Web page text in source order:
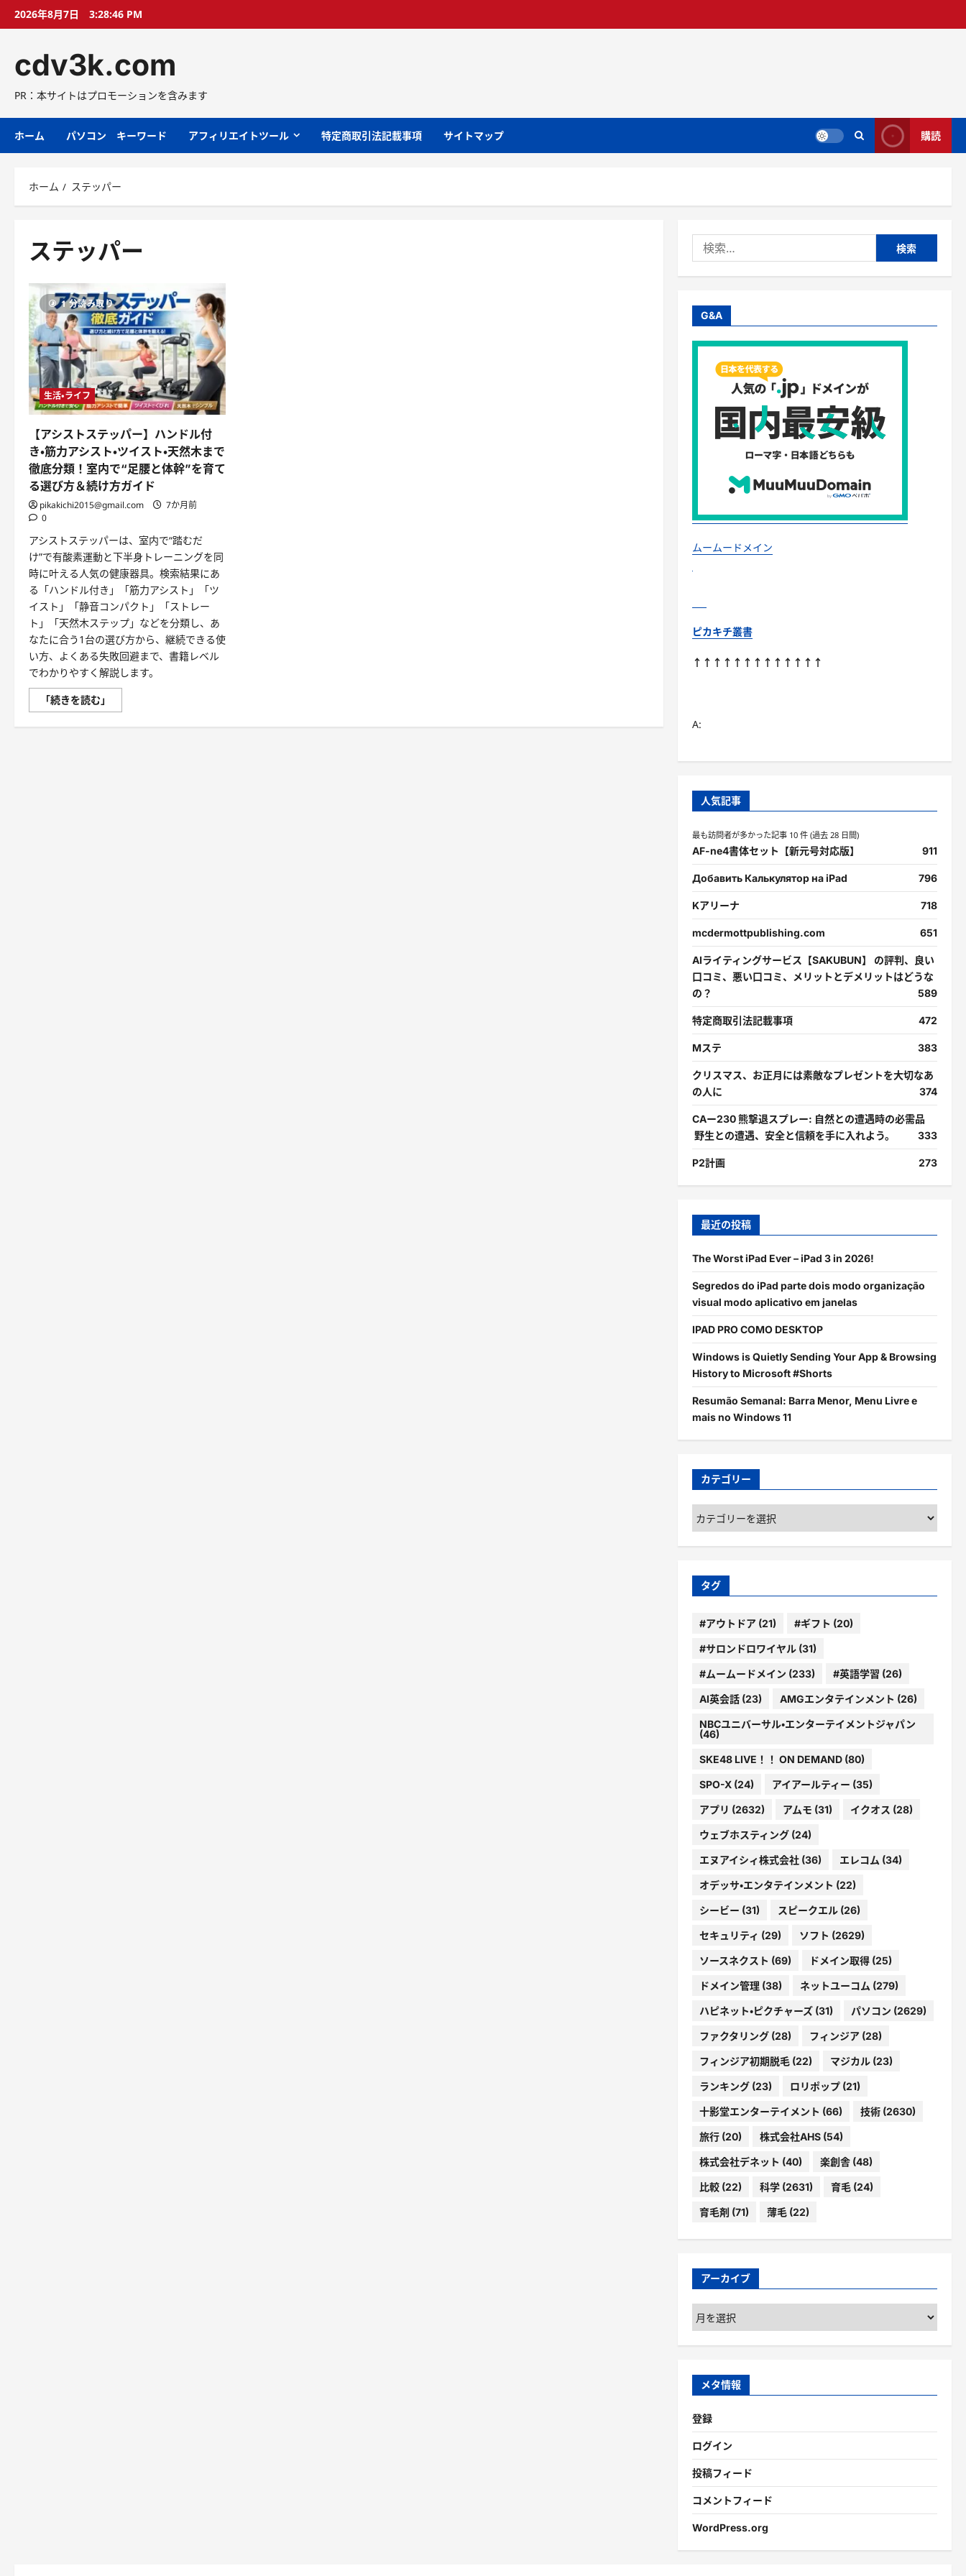
プ
2026年8月7日 3:28:47 PM
cdv3k.com
PR：本サイトはプロモーションを含みます
ホーム パソコン キーワード アフィリエイトツール 特定商取引法記載事項 サイトマップ 購読
ホーム ステッパー
ステッパー
1 分読み取り
生活・ライフ
【アシストステッパー】ハンドル付
き・筋力アシスト・ツイスト・天然木まで
徹底分類！室内で“足腰と体幹”を育て
る選び方＆続け方ガイド
pikakichi2015@gmail.com
7か月前
0
アシストステッパーは、室内で“踏むだ
け”で有酸素運動と下半身トレーニングを同
時に叶える人気の健康器具。検索結果にあ
る「ハンドル付き」「筋力アシスト」「ツ
イスト」「静音コンパクト」「ストレー
ト」「天然木ステップ」などを分類し、あ
なたに合う1台の選び方から、継続できる使
い方、よくある失敗回避まで、書籍レベル
でわかりやすく解説します。
「続きを読む」
シ
ト
索:
G&A
ムームードメイン
ピカキチ叢書
↑↑↑↑↑↑↑↑↑↑↑↑↑
A:
人気記事
最も訪問者が多かった記事 10 件 (過去 28 日間)
AF-ne4書体セット【新元号対応版】 911
Добавить Калькулятор на iPad 796
Kアリーナ 718
mcdermottpublishing.com 651
AIライティングサービス【SAKUBUN】 の評判、良い
口コミ、悪い口コミ、メリットとデメリットはどうな
の？
589
特定商取引法記載事項 472
Mステ 383
クリスマス、お正月には素敵なプレゼントを大切なあ
の人に
374
CAー230 熊撃退スプレー: 自然との遭遇時の必需品
野生との遭遇、安全と信頼を手に入れよう。
333
P2計画 273
最近の投稿
The Worst iPad Ever – iPad 3 in 2026!
Segredos do iPad parte dois modo organização
visual modo aplicativo em janelas
IPAD PRO COMO DESKTOP
Windows is Quietly Sending Your App & Browsing
History to Microsoft #Shorts
Resumão Semanal: Barra Menor, Menu Livre e
mais no Windows 11
カテゴリー
カ
テ
ゴ
ー
タグ
#アウトドア(21) #ギフト (20)
#サロンドロワイヤル(31)
#ムームードメイン (233) #英語学習 (26)
AI英会話(23) AMGエンタテインメント (26)
NBCユニバーサル・エンターテイメントジャパン
(46)
SKE48 LIVE！！ ON DEMAND(80)
SPO-X(24) アイアールティー (35)
アプリ (2632) アムモ (31) イクオス (28)
ウェブホスティング(24)
エヌアイシィ株式会社(36) エレコム (34)
オデッサ・エンタテインメント (22)
シービー (31) スピークエル(26)
セキュリティ (29) ソフト (2629)
ソースネクスト (69) ドメイン取得(25)
ドメイン管理(38) ネットユーコム (279)
ハピネット・ピクチャーズ(31) パソコン (2629)
ファクタリング(28) フィンジア(28)
フィンジア初期脱毛(22) マジカル(23)
ランキング(23) ロリポップ(21)
十影堂エンターテイメント (66) 技術(2630)
旅行(20) 株式会社AHS(54)
株式会社デネット (40) 楽創舎(48)
比較(22) 科学(2631) 育毛(24)
育毛剤 (71) 薄毛(22)
アーカイブ
ア
ー
カ
ブ
メタ情報
登録
ログイン
投稿フィード
コメントフィード
WordPress.org